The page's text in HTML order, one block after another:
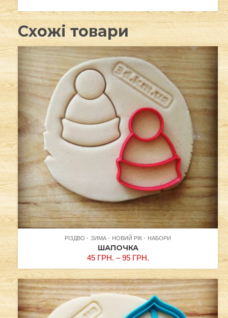
Схожі товари
РІЗДВО ЗИМА НОВИЙ РІК НАБОРИ
ШАПОЧКА
45 ГРН. –95 ГРН.